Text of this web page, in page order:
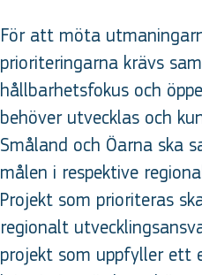
För att möta
prioriteringarna krävs
hållbarhetsfokus och
behöver utvecklas och
Småland och Öarna ska
målen i respektive
Projekt som prioriteras
regionalt
projekt som uppfyller ett